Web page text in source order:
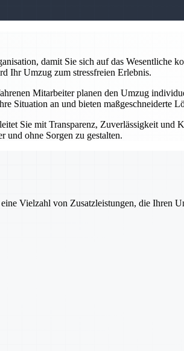
damit Sie sich auf das Wesentliche
Ihr Umzug zum stressfreien Erlebnis.
Mitarbeiter planen den Umzug
Situation an und bieten maßgeschneiderte
Sie mit Transparenz, Zuverlässigkeit und
und ohne Sorgen zu gestalten.
Vielzahl von Zusatzleistungen, die Ihren